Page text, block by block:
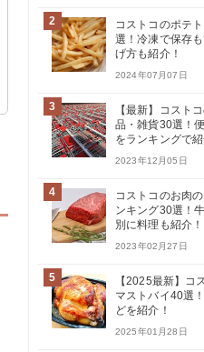
2
コストコのポテ
選！冷凍で保存
げ方も紹介！
2024年07月07日
3
【最新】コスト
品・雑貨30選！
をランキングで紹
2023年12月05日
4
コストコのお肉
ンキング30選！
別に料理も紹介！
2023年02月27日
5
【2025最新】コ
マストバイ40選
どを紹介！
2025年01月28日